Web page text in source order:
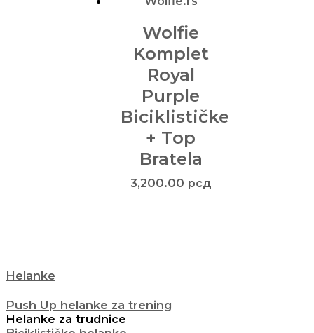
Wolfie
Komplet
Royal
Purple
Biciklističke
+ Top
Bratela
3,200.00 рсд
Helanke
Push Up helanke za trening
Helanke za trudnice